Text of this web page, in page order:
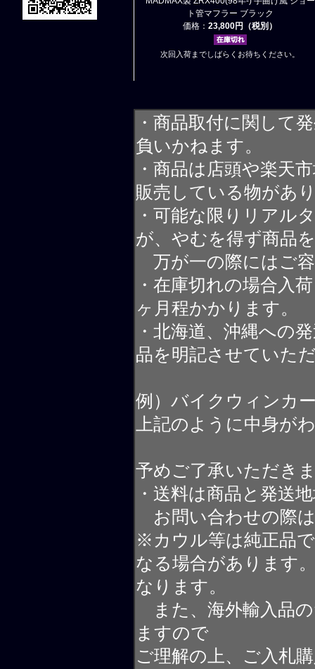
ト管マフラー ブラック
価格： 23,800円（税別）
次回入荷までしばらくお待ちください。
・商品取付に関して
負いかねます。
・商品は店頭や楽天
販売している物があ
・可能な限りリアル
が、やむを得ず商品
万が一の際にはご
・在庫切れの場合入
ヶ月程かかります。
・北海道、沖縄への
品を明記させていた
例）バイクウィンカ
上記のように中身が
予めご了承いただき
・送料は商品と発送
お問い合わせの際
※カウル等は純正品
なる場合があります
なります。
また、海外輸入品
ますので
ご理解の上、ご入札